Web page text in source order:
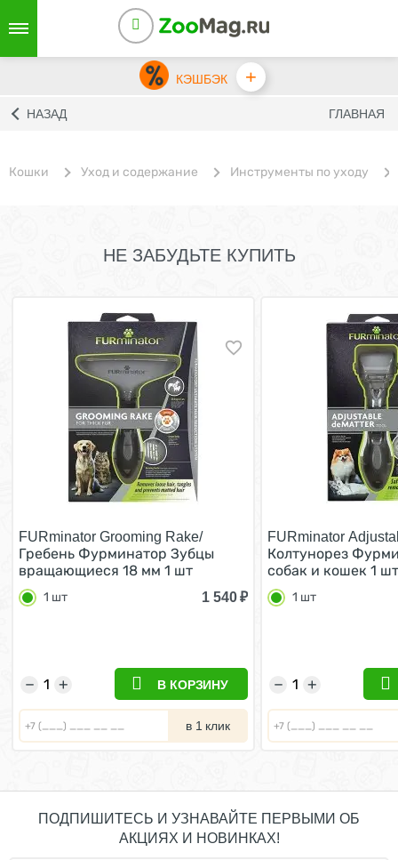
КЭШБЭК +
НАЗАД ГЛАВНАЯ
Кошки Уход и содержание Инструменты по уходу
НЕ ЗАБУДЬТЕ КУПИТЬ
FURminator Grooming Rake/
Гребень Фурминатор Зубцы
вращающиеся 18 мм 1 шт
1 шт 1 540₽
+
− В КОРЗИНУ
в 1 клик
FURminator
Колтунорез
собак и кошек 1 шт
1 шт
+
−
ПОДПИШИТЕСЬ И УЗНАВАЙТЕ ПЕРВЫМИ ОБ
АКЦИЯХ И НОВИНКАХ!